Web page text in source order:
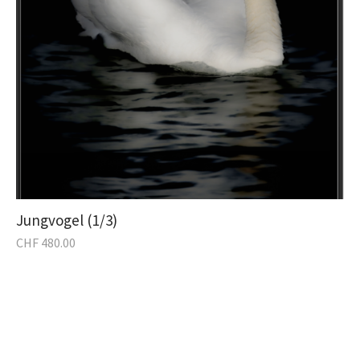
Jungvogel (1/3)
CHF 480.00